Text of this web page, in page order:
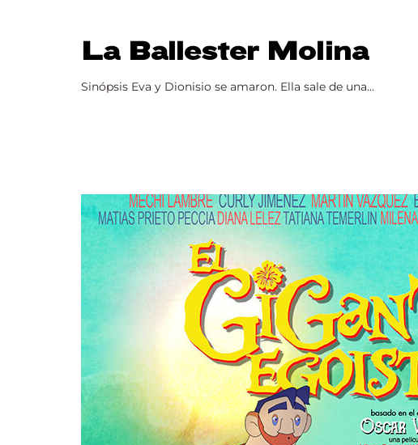
La Ballester Molina
Sinópsis Eva y Dionisio se amaron. Ella sale de una...